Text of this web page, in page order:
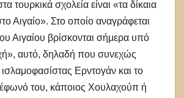
τουρκικά σχολεία είναι «τα δίκαια
Αιγαίο». Στο οποίο αναγράφεται
Αιγαίου βρίσκονται σήμερα υπό
αυτό, δηλαδή που συνεχώς
Ερντογάν και το
του, κάποιος Χουλαχούπ ή